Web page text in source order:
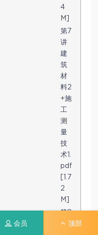
4
M]
第7
讲
建
筑
材
料2
+施
工
测
量
技
术1.
pdf
[1.7
2
M]
第8
讲
会员 顶部